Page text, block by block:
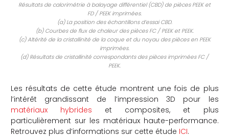
Résultats de calorimétrie à balayage différentiel (CBD) de pièces PEEK et
FD / PEEK imprimées.
(a) La position des échantillons d’essai CBD.
(b) Courbes de flux de chaleur des pièces FC / PEEK et PEEK.
(c) Altérité de la cristallinité de la coque et du noyau des pièces en PEEK
imprimées.
(d) Résultats de cristallinité correspondants des pièces imprimées FC /
PEEK.
Les résultats de cette étude montrent une fois de plus
l’intérêt grandissant de l’impression 3D pour les
matériaux hybrides et composites, et plus
particulièrement sur les matériaux haute-performance.
Retrouvez plus d’informations sur cette étude ICI.